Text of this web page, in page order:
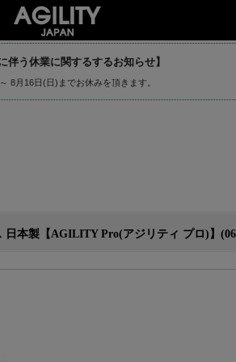
伴う休業に関するするお知らせ】
8月16日(日)までお休みを頂きます。
日本製【AGILITY Pro(アジリティ プロ)】